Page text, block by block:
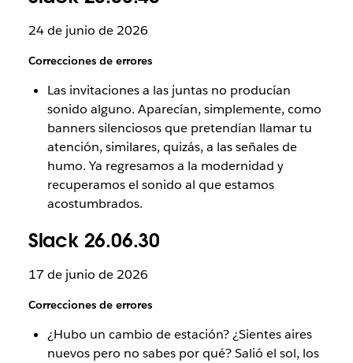
24 de junio de 2026
Correcciones de errores
Las invitaciones a las juntas no producían
sonido alguno. Aparecían, simplemente, como
banners silenciosos que pretendían llamar tu
atención, similares, quizás, a las señales de
humo. Ya regresamos a la modernidad y
recuperamos el sonido al que estamos
acostumbrados.
Slack 26.06.30
17 de junio de 2026
Correcciones de errores
¿Hubo un cambio de estación? ¿Sientes aires
nuevos pero no sabes por qué? Salió el sol, los